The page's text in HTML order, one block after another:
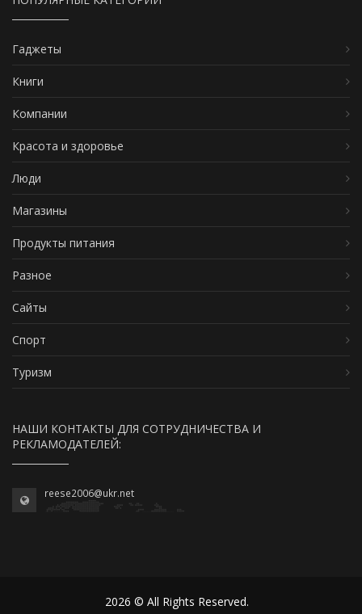
Гаджеты
Книги
Компании
Красота и здоровье
Люди
Магазины
Продукты питания
Разное
Сайты
Спорт
Туризм
НАШИ КОНТАКТЫ ДЛЯ СОТРУДНИЧЕСТВА И
РЕКЛАМОДАТЕЛЕЙ:
reese2006@ukr.net
2026 © All Rights Reserved.